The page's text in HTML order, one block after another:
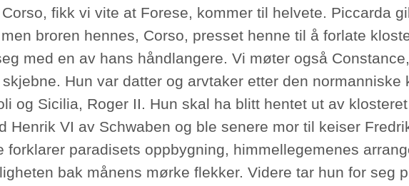
fikk vi vite at Forese, kommer til helvete. Piccarda
broren hennes, Corso, presset henne til å forlate
med en av hans håndlangere. Vi møter også
Hun var datter og arvtaker etter den normanniske
og Sicilia, Roger II. Hun skal ha blitt hentet ut av
Henrik VI av Schwaben og ble senere mor til keiser
forklarer paradisets oppbygning, himmellegemenes
bak månens mørke flekker. Videre tar hun for seg